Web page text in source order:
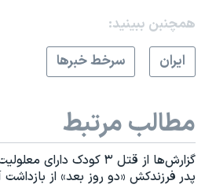
همچنبن ببینید:
ايران
سرخط خبرها
مطالب مرتبط
گزارش‌ها از قتل ۳ کودک
پدر فرزندکش «دو روز بعد» از بازداشت